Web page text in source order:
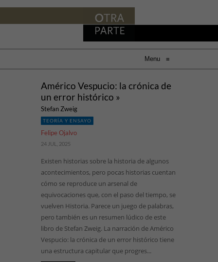
Menu ≡
Américo Vespucio: la crónica de
un error histórico »
Stefan Zweig
TEORÍA Y ENSAYO
Felipe Ojalvo
24 JUL, 2025
Existen historias sobre la historia de algunos
acontecimientos, pero pocas historias cuentan
cómo se reproduce un arsenal de
equivocaciones que, con el paso del tiempo, se
vuelven Historia. Parece un juego de palabras,
pero también es un resumen lúdico de este
libro de Stefan Zweig. La narración de Américo
Vespucio: la crónica de un error histórico tiene
una estructura capitular que progres...